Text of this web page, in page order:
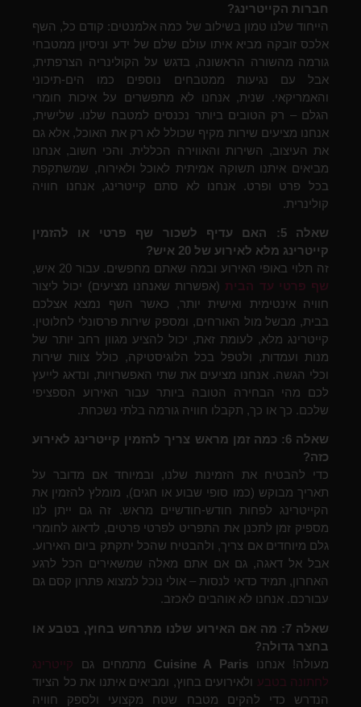
חברות הקייטרינג?
הייחוד שלנו טמון בשילוב של כמה אלמנטים: קודם כל, השף
אלכס זובקה מביא איתו עולם שלם של ידע וניסיון ממטבחי
גורמה מהשורה הראשונה, בדגש על הקולינריה הצרפתית,
אבל עם נגיעות ממטבחים נוספים כמו הים-תיכוני
והאמריקאי. שנית, אנחנו לא מתפשרים על איכות חומרי
הגלם – רק הטובים ביותר נכנסים למטבח שלנו. שלישית,
אנחנו מציעים שירות מקיף שכולל לא רק את האוכל, אלא גם
את העיצוב, השירות והאווירה הכללית. והכי חשוב, אנחנו
מביאים איתנו תשוקה אמיתית לאוכל ולאירוח, שמשתקפת
בכל פרט ופרט. אנחנו לא סתם קייטרינג, אנחנו חוויה
קולינרית.
שאלה 5: האם עדיף לשכור שף פרטי או להזמין
קייטרינג מלא לאירוע של 20 איש?
זה תלוי באופי האירוע ובמה שאתם מחפשים. עבור 20 איש,
שף פרטי עד הבית (אפשרות שאנחנו מציעים) יכול ליצור
חוויה אינטימית ואישית יותר, כאשר השף נמצא אצלכם
בבית, מבשל מול האורחים, ומספק שירות פרסונלי לחלוטין.
קייטרינג מלא, לעומת זאת, יכול להציע מגוון רחב יותר של
מנות ועמדות, ולטפל בכל הלוגיסטיקה, כולל צוות שירות
וכלי הגשה. אנחנו מציעים את שתי האפשרויות, ונדאג לייעץ
לכם מהי הבחירה הטובה ביותר עבור האירוע הספציפי
שלכם. כך או כך, תקבלו חוויה גורמה בלתי נשכחת.
שאלה 6: כמה זמן מראש צריך להזמין קייטרינג לאירוע
כזה?
כדי להבטיח את הזמינות שלנו, ובמיוחד אם מדובר על
תאריך מבוקש (כמו סופי שבוע או חגים), מומלץ להזמין את
הקייטרינג לפחות חודש-חודשיים מראש. זה גם ייתן לנו
מספיק זמן לתכנן את התפריט לפרטי פרטים, לדאוג לחומרי
גלם מיוחדים אם צריך, ולהבטיח שהכל יתקתק ביום האירוע.
אבל אל דאגה, גם אם אתם מאלה שמשאירים הכל לרגע
האחרון, תמיד כדאי לנסות – אולי נוכל למצוא פתרון קסם גם
עבורכם. אנחנו לא אוהבים לאכזב.
שאלה 7: מה אם האירוע שלנו מתרחש בחוץ, בטבע או
בחצר גדולה?
מעולה! אנחנו Cuisine A Paris מתמחים גם קייטרינג
לחתונה בטבע ולאירועים בחוץ, ומביאים איתנו את כל הציוד
הנדרש כדי להקים מטבח שטח מקצועי ולספק חוויה